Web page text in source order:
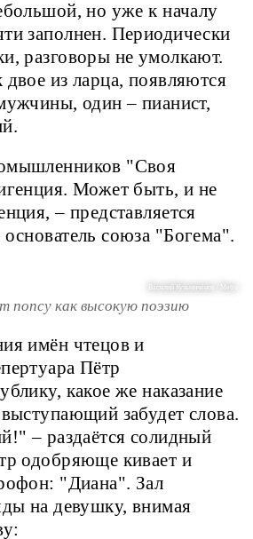
но уже к началу
заполнен. Периодически
разговоры не умолкают.
из ларца, появляются
один – пианист,
"Своя
Может быть, и не
– представляется
союза "Богема".
Василий Кузьмичёнок / Metro
попсу как высокую поэзию
имён чтецов и
Пётр
какое же наказание
забудет слова.
– раздаётся солидный
одобряюще кивает и
"Диана". Зал
на девушку, внимая